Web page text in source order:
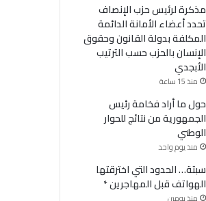
مذكرة لرئيس حزب الإنصاف
تحدد أعضاء الأمانة الدائمة
المكلفة بدولة القانون وحقوق
الإنسان بالحزب حسب الترتيب
الأبجدي
منذ 15 ساعة
حول ما أراد فخامة رئيس
الجمهورية من نتائج للحوار
الوطني
منذ يوم واحد
سبتة… الحدود التي اخترقتها
الهواتف قبل المهاجرين *
منذ يومين